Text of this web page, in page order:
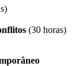
(30 horas)